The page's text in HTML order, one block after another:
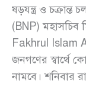
ষড়যন্ত্র ও
(BNP)
Fakhrul Islam
জনগণের স্বার্থে
নামবে। শনিবার